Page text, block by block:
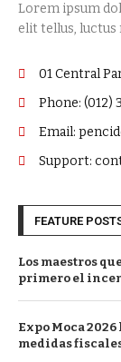
Lorem ipsum
elit tellus,
01 Central
Phone: (012)
Email:
Support:
FEATURE
Los maestros
primero el
Expo Moca
medidas